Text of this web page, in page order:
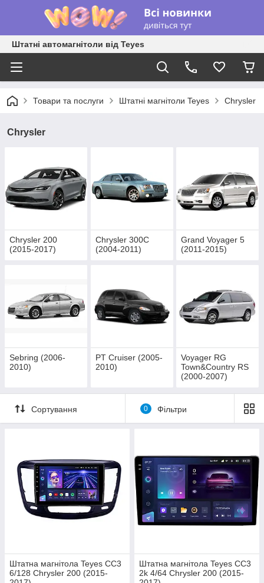
Штатні автомагнітоли від Teyes
Товари та послуги Штатні магнітоли Teyes Chrysler
Chrysler
Chrysler 200
(2015-2017)
Chrysler 300C
(2004-2011)
Grand Voyager 5
(2011-2015)
Sebring (2006-
2010)
PT Cruiser (2005-
2010)
Voyager RG
Town&Country RS
(2000-2007)
Сортування 0 Фільтри
Штатна магнітола Teyes CC3
6/128 Chrysler 200 (2015-
Штатна магнітола Teyes CC3
2k 4/64 Chrysler 200 (2015-